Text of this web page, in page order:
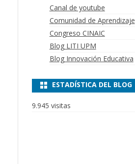
Canal de youtube
Comunidad de Aprendizaje
Congreso CINAIC
Blog LITI UPM
Blog Innovación Educativa
ESTADÍSTICA DEL BLOG
9.945 visitas